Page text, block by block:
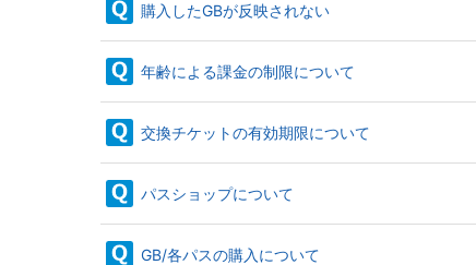
購入したGBが反映されない
年齢による課金の制限について
交換チケットの有効期限について
パスショップについて
GB/各パスの購入について